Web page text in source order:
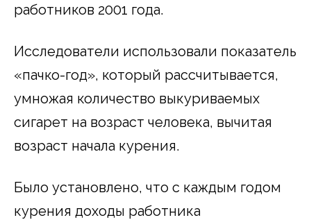
работников 2001 года.
Исследователи использовали показатель
«пачко-год», который рассчитывается,
умножая количество выкуриваемых
сигарет на возраст человека, вычитая
возраст начала курения.
Было установлено, что с каждым годом
курения доходы работника